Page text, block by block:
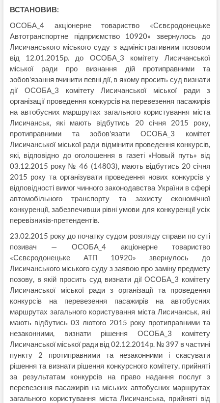
ВСТАНОВИВ:
ОСОБА_4 акціонерне товариство «Сєвєродонецьке
Автотранспортне підприємство 10920» звернулось до
Лисичанського міського суду з адміністративним позовом
від 12.01.2015р. до ОСОБА_3 комітету Лисичанської
міської ради про визнання дій протиправними та
зобов'язання вчинити певні дії, в якому просить суд визнати
дії ОСОБА_3 комітету Лисичанської міської ради з
організації проведення конкурсів на перевезення пасажирів
на автобусних маршрутах загального користування міста
Лисичанськ, які мають відбутись 20 січня 2015 року,
протиправними та зобов'язати ОСОБА_3 комітет
Лисичанської міської ради відмінити проведення конкурсів,
які, відповідно до оголошення в газеті «Новый путь» від
03.12.2015 року № 46 (14803), мають відбутись 20 січня
2015 року та організувати проведення нових конкурсів у
відповідності вимог чинного законодавства України в сфері
автомобільного транспорту та захисту економічної
конкуренції, забезпечивши рівні умови для конкуренції усіх
перевізників-претендентів.
23.02.2015 року до початку судом розгляду справи по суті
позивач — ОСОБА_4 акціонерне товариство
«Сєвєродонецьке АТП 10920» звернулось до
Лисичанського міського суду з заявою про заміну предмету
позову, в якій просить суд визнати дії ОСОБА_3 комітету
Лисичанської міської ради з організації та проведення
конкурсів на перевезення пасажирів на автобусних
маршрутах загального користування міста Лисичанськ, які
мають відбутись 03 лютого 2015 року протиправними та
незаконними, визнати рішення ОСОБА_3 комітету
Лисичанської міської ради від 02.12.2014р. № 397 в частині
пункту 2 протиправними та незаконними і скасувати
рішення та визнати рішення конкурсного комітету, прийняті
за результатам конкурсів на право надання послуг з
перевезення пасажирів на міських автобусних маршрутах
загального користування міста Лисичанська, прийняті від